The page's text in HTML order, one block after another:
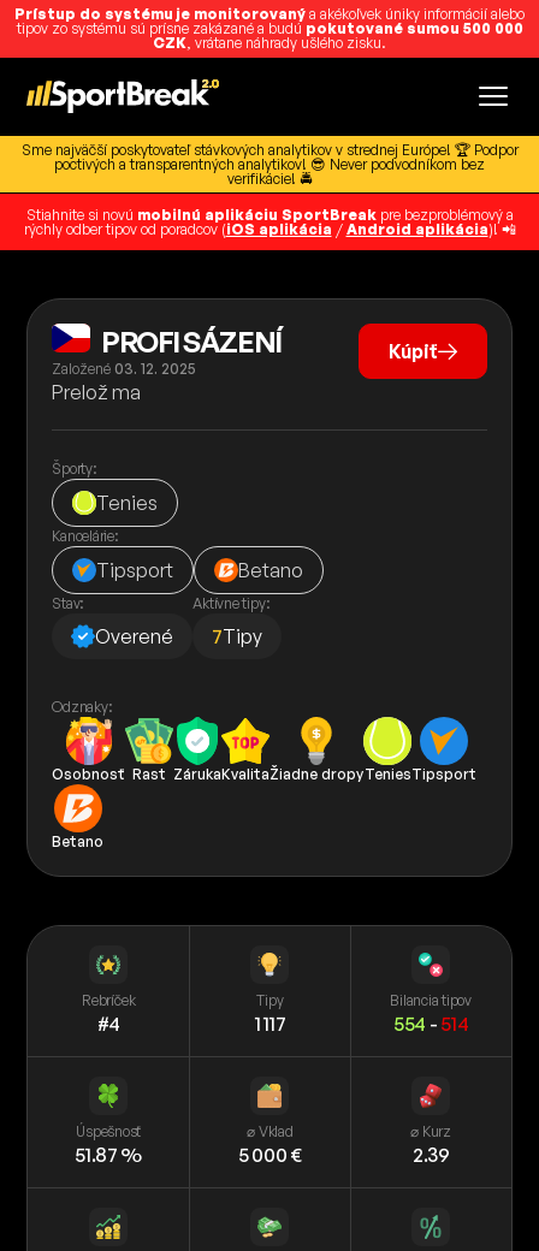
Prístup do systému je monitorovaný a akékoľvek úniky informácií alebo
tipov zo systému sú prísne zakázané a budú pokutované sumou 500 000
CZK, vrátane náhrady ušlého zisku.
Sme najväčší poskytovateľ stávkových analytikov v strednej Európe! 🏆 Podpor
poctivých a transparentných analytikov! 😎 Never podvodníkom bez
verifikácie! 🚔
Stiahnite si novú mobilnú aplikáciu SportBreakpre bezproblémový a
rýchly odber tipov od poradcov (iOS aplikácia / Android aplikácia)! 📲
PROFI SÁZENÍ
Založené 03. 12. 2025
Kúpiť
Prelož ma
Športy:
Tenies
Kancelárie:
Tipsport Betano
Stav:
Overené
Aktívne tipy:
7Tipy
Odznaky:
Osobnosť Rast ZárukaKvalitaŽiadne dropyTeniesTipsport
Betano
Rebríček
#4
Tipy
1 117
Bilancia tipov
554 - 514
Úspešnosť
51.87 %
⌀ Vklad
5 000 €
⌀ Kurz
2.39